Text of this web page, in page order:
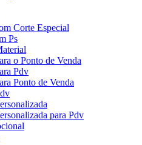
Corte Especial
Ps
o Ponto de Venda
Pdv
Ponto de Venda
para Pdv